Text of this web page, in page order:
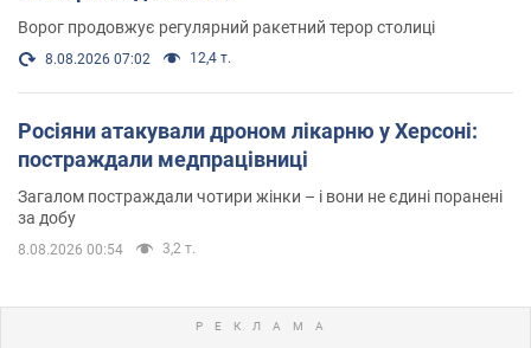
Ворог продовжує регулярний ракетний терор столиці
8.08.2026 07:02 12,4 т.
Росіяни атакували дроном лікарню у Херсоні:
постраждали медпрацівниці
Загалом постраждали чотири жінки – і вони не єдині поранені
за добу
8.08.2026 00:54 3,2 т.